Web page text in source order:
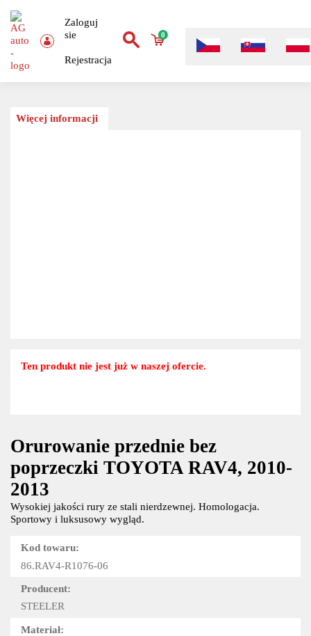
Zaloguj
sie
Rejestracja
0
Więcej informacji
Orurowanie przednie bez
poprzeczki TOYOTA RAV4, 2010-
2013
Wysokiej jakości rury ze stali nierdzewnej. Homologacja.
Sportowy i luksusowy wygląd.
Kod towaru:
86.RAV4-R1076-06
Producent:
STEELER
Materiał:
Ten produkt nie jest już w naszej ofercie.